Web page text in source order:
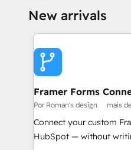
New arrivals
Framer Forms
Por Roman's design mais
Connect your custom
HubSpot — without